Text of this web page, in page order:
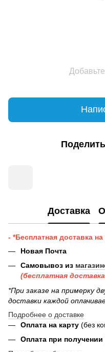
Доставка
- *Бесплатная доставка
Новая Почта
Самовывоз из
(бесплатная
*При заказе на примерку
доставки каждой
Подробнее о доставке
Оплата на карту (без
Оплата при получении